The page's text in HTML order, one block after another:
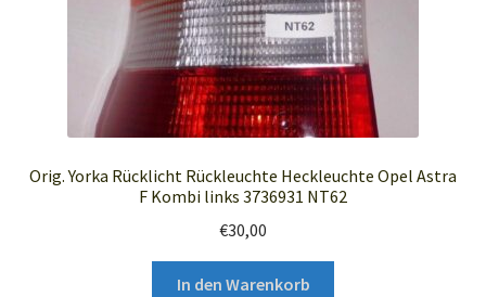
Orig. Yorka Rücklicht Rückleuchte Heckleuchte Opel Astra
F Kombi links 3736931 NT62
€30,00
In den Warenkorb